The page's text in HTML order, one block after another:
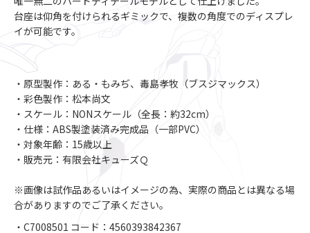
台座は仰角を付けられるギミックで、複数の角度でのディスプレ
イが可能です。
・原型製作：ある・もみぢ、毒島孝牧（ブスジマックス）
・彩色製作：松本尚文
・スケール：NONスケール（全長：約32cm）
・仕様：ABS製塗装済み完成品（一部PVC）
・対象年齢：15歳以上
・販売元：有限会社キューズＱ
※画像は試作品あるいはイメージの為、実際の商品とは異なる場
合がありますのでご了承ください。
・C7008501 コード：4560393842367